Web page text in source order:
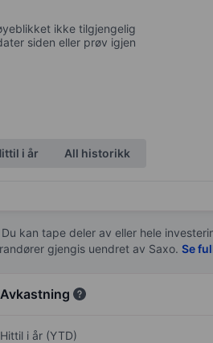
ikke tilgjengelig
siden eller prøv igjen
i år All historikk
kan tape deler av eller hele
gjengis uendret av Saxo. Se
Avkastning
Hittil i år (YTD)